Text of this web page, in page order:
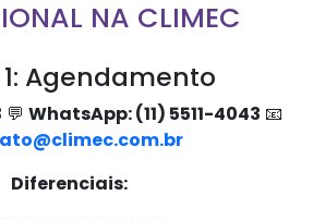
NA CLIMEC
1: Agendamento
💬 WhatsApp: (11) 5511-4043 📧
Diferenciais: